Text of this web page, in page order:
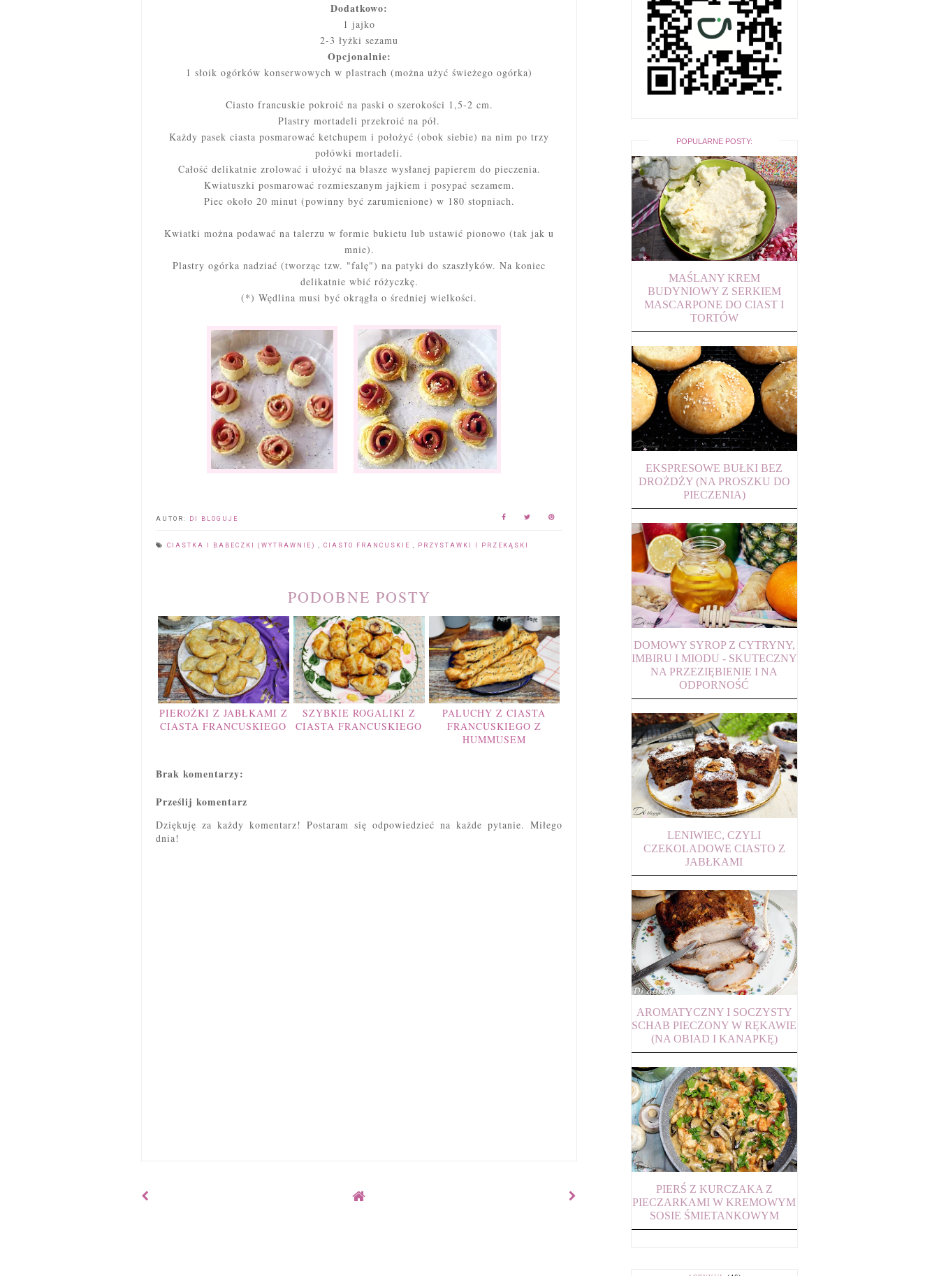
Dodatkowo:
1 jajko
2-3 łyżki sezamu
Opcjonalnie:
1 słoik ogórków konserwowych w plastrach (można użyć świeżego ogórka)
Ciasto francuskie pokroić na paski o szerokości 1,5-2 cm.
Plastry mortadeli przekroić na pół.
Każdy pasek ciasta posmarować ketchupem i położyć (obok siebie) na nim po trzy
połówki mortadeli.
Całość delikatnie zrolować i ułożyć na blasze wysłanej papierem do pieczenia.
Kwiatuszki posmarować rozmieszanym jajkiem i posypać sezamem.
Piec około 20 minut (powinny być zarumienione) w 180 stopniach.
Kwiatki można podawać na talerzu w formie bukietu lub ustawić pionowo (tak jak u
mnie).
Plastry ogórka nadziać (tworząc tzw. "falę") na patyki do szaszłyków. Na koniec
delikatnie wbić różyczkę.
(*) Wędlina musi być okrągła o średniej wielkości.
AUTOR: DI BLOGUJE
CIASTKA I BABECZKI (WYTRAWNIE) CIASTO FRANCUSKIE PRZYSTAWKI I PRZEKĄSKI
PODOBNE POSTY
PIEROŻKI Z JABŁKAMI Z
CIASTA FRANCUSKIEGO
SZYBKIE ROGALIKI Z
CIASTA FRANCUSKIEGO
PALUCHY Z CIASTA
FRANCUSKIEGO Z
HUMMUSEM
Brak komentarzy:
Prześlij komentarz
Dziękuję za każdy komentarz! Postaram się odpowiedzieć na każde pytanie. Miłego
dnia!
POPULARNE POSTY:
MAŚLANY KREM
BUDYNIOWY Z SERKIEM
MASCARPONE DO CIAST I
TORTÓW
EKSPRESOWE BUŁKI BEZ
DROŻDŻY (NA PROSZKU DO
PIECZENIA)
DOMOWY SYROP Z CYTRYNY,
IMBIRU I MIODU - SKUTECZNY
NA PRZEZIĘBIENIE I NA
ODPORNOŚĆ
LENIWIEC, CZYLI
CZEKOLADOWE CIASTO Z
JABŁKAMI
AROMATYCZNY I SOCZYSTY
SCHAB PIECZONY W RĘKAWIE
(NA OBIAD I KANAPKĘ)
PIERŚ Z KURCZAKA Z
PIECZARKAMI W KREMOWYM
SOSIE ŚMIETANKOWYM